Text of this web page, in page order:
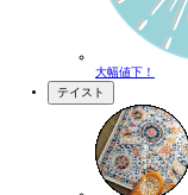
大幅値下！
テイスト